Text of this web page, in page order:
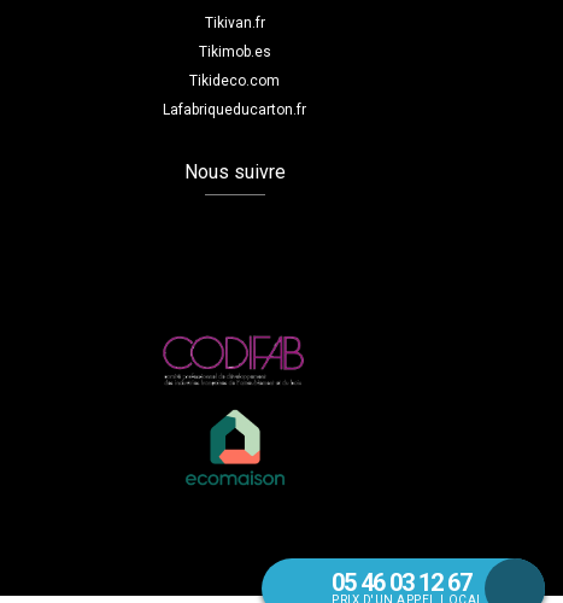
05 46 03 12 67
PRIX D'UN APPEL LOCAL
Tikivan.fr
Tikimob.es
Tikideco.com
Lafabriqueducarton.fr
Nous suivre